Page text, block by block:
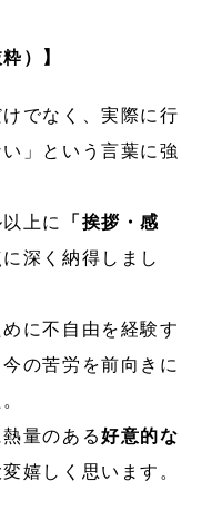
）】
けでなく、実際に行
」という言葉に強
上に
「挨拶・感
深く納得しまし
に不自由を経験す
の苦労を前向きに
量のある好意的な
嬉しく思います。